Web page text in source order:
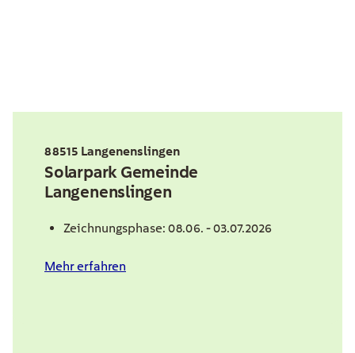
88515 Langenenslingen
Solarpark Gemeinde
Langenenslingen
Zeichnungsphase: 08.06. - 03.07.2026
Mehr erfahren